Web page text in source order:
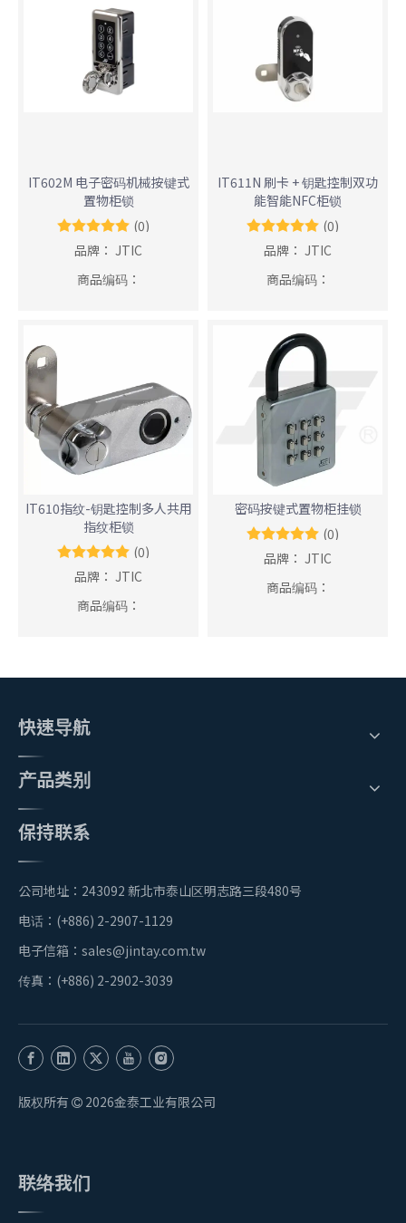
IT602M 电子密码机械按键式
置物柜锁
(0)
品牌： JTIC
商品编码：
IT611N 刷卡 + 钥匙控制双功
能智能NFC柜锁
(0)
品牌： JTIC
商品编码：
IT610指纹-钥匙控制多人共用
指纹柜锁
(0)
品牌： JTIC
商品编码：
密码按键式置物柜挂锁
(0)
品牌： JTIC
商品编码：
快速导航
产品类别
保持联系
公司地址：243092 新北市泰山区明志路三段480号
电话：(+886) 2-2907-1129
电子信箱： sales@jintay.com.tw
传真：(+886) 2-2902-3039
版权所有  2026金泰工业有限公司
联络我们